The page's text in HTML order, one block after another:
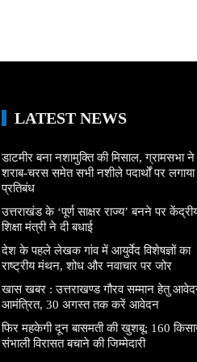
LATEST NEWS
डाटमीर बना नशामुक्ति की मिसाल, ग्रामसभा ने
शराब-चरस समेत सभी नशीले पदार्थों पर लगाया
प्रतिबंध
उत्तराखंड के ‘पूर्ण साक्षर राज्य’ बनने पर
शिक्षा मंत्री ने दी बधाई
देश के पहले लेखक गांव में आयुर्वेद विशेषज्ञों का
राष्ट्रीय मंथन, शोध और नवाचार पर जोर
खास खबर : उत्तराखण्ड गौरव सम्मान हेतु
आमंत्रित, 30 अगस्त तक करें आवेदन
फिर महकेगी दून बासमती की खुशबू: 160
संभाली विरासत बचाने की जिम्मेदारी